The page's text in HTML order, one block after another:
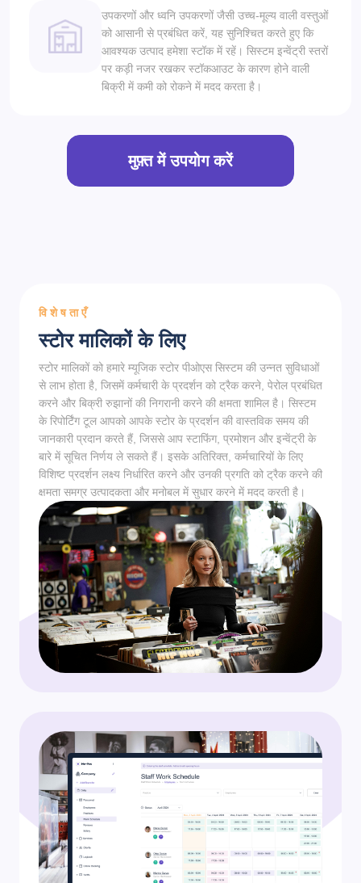
उपकरणों और ध्वनि उपकरणों जैसी उच्च-मूल्य वाली वस्तुओं
को आसानी से प्रबंधित करें, यह सुनिश्चित करते हुए कि
आवश्यक उत्पाद हमेशा स्टॉक में रहें। सिस्टम इन्वेंट्री स्तरों
पर कड़ी नजर रखकर स्टॉकआउट के कारण होने वाली
बिक्री में कमी को रोकने में मदद करता है।
मुफ़्त में उपयोग करें
विशेषताएँ
स्टोर मालिकों के लिए
स्टोर मालिकों को हमारे म्यूजिक स्टोर पीओएस सिस्टम की उन्नत सुविधाओं
से लाभ होता है, जिसमें कर्मचारी के प्रदर्शन को ट्रैक करने, पेरोल प्रबंधित
करने और बिक्री रुझानों की निगरानी करने की क्षमता शामिल है। सिस्टम
के रिपोर्टिंग टूल आपको आपके स्टोर के प्रदर्शन की वास्तविक समय की
जानकारी प्रदान करते हैं, जिससे आप स्टाफिंग, प्रमोशन और इन्वेंट्री के
बारे में सूचित निर्णय ले सकते हैं। इसके अतिरिक्त, कर्मचारियों के लिए
विशिष्ट प्रदर्शन लक्ष्य निर्धारित करने और उनकी प्रगति को ट्रैक करने की
क्षमता समग्र उत्पादकता और मनोबल में सुधार करने में मदद करती है।